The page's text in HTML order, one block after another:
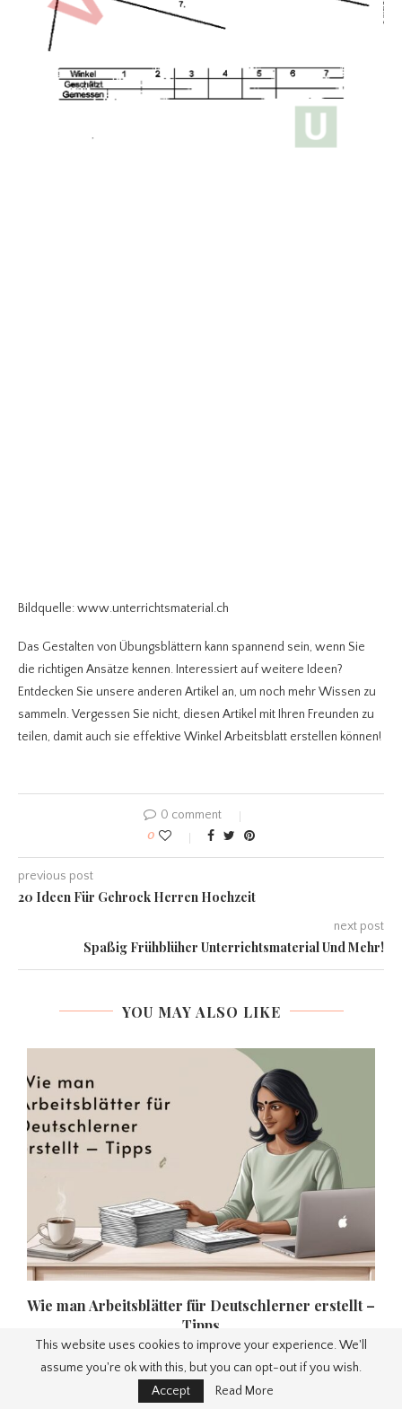
Bildquelle: www.unterrichtsmaterial.ch
Das Gestalten von Übungsblättern kann spannend sein, wenn Sie
die richtigen Ansätze kennen. Interessiert auf weitere Ideen?
Entdecken Sie unsere anderen Artikel an, um noch mehr Wissen zu
sammeln. Vergessen Sie nicht, diesen Artikel mit Ihren Freunden zu
teilen, damit auch sie effektive Winkel Arbeitsblatt erstellen können!
0 comment
0
previous post
20 Ideen Für Gehrock Herren Hochzeit
next post
Spaßig Frühblüher Unterrichtsmaterial Und Mehr!
YOU MAY ALSO LIKE
Wie man Arbeitsblätter für Deutschlerner erstellt –
Tipps
May 7, 2025
This website uses cookies to improve your experience. We'll
assume you're ok with this, but you can opt-out if you wish.
Accept
Read More